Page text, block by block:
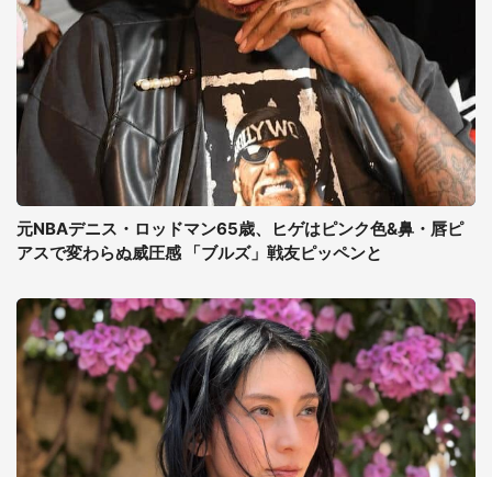
元NBAデニス・ロッドマン65歳、ヒゲはピンク色&鼻・唇ピ
アスで変わらぬ威圧感 「ブルズ」戦友ピッペンと